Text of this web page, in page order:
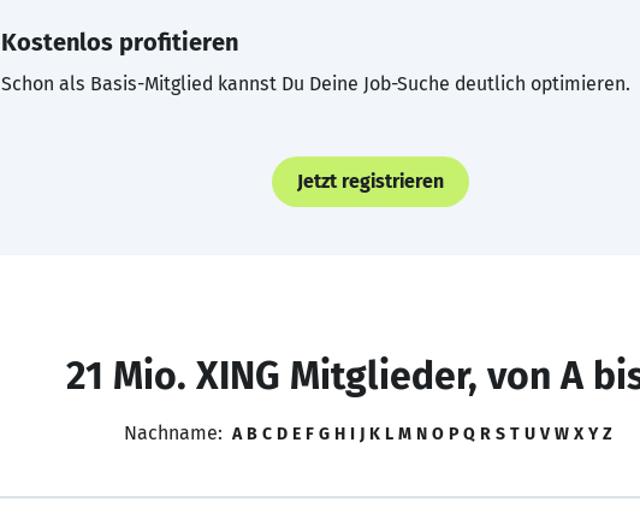
Kostenlos profitieren
Schon als Basis-Mitglied kannst Du Deine Job-Suche deutlich optimieren.
Jetzt registrieren
21 Mio. XING Mitglieder, von A
Nachname: A B C D E F G H I J K L M N O P Q R S T U V W X Y Z